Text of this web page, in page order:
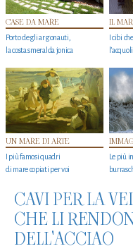
CASE DA MARE
Porto degli argonauti,
la costa smeralda jonica
IL
I cibi
UN MARE DI ARTE
I più famosi quadri
di mare copiati per voi
Le più
CAVI PER LA
CHE LI
DELL'ACCIAO